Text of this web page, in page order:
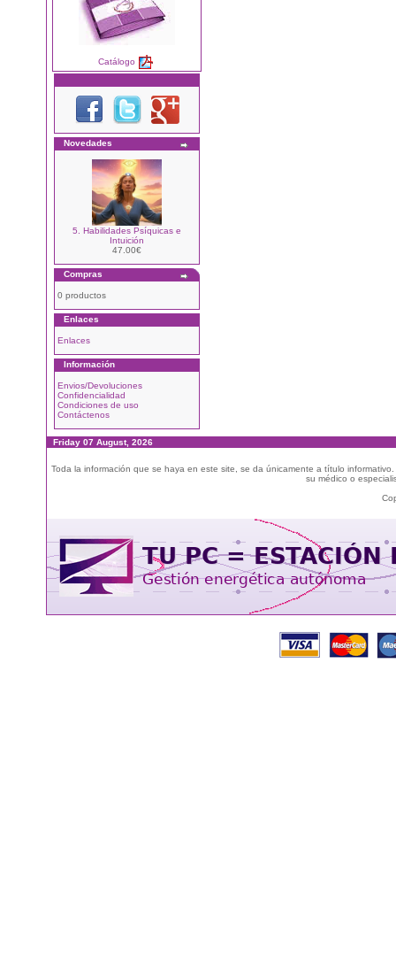
Catálogo
Novedades
5. Habilidades Psíquicas e
Intuición
47.00€
Compras
0 productos
Enlaces
Enlaces
Información
Envios/Devoluciones
Confidencialidad
Condiciones de uso
Contáctenos
Friday 07 August, 2026
Toda la información que se haya en este site, se da únicamente a título
su médico o